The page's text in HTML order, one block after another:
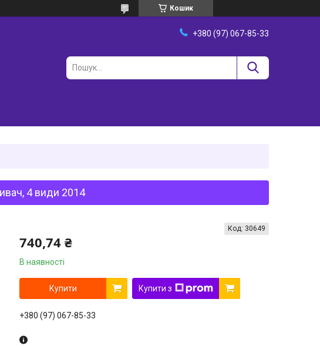
Кошик
+380 (97) 067-85-33
4 види 2014
740,74 ₴
В наявності
Код: 30649
Купити Купити з
+380 (97) 067-85-33